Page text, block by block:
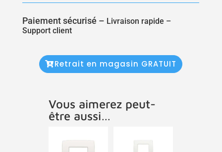
Paiement sécurisé – Livraison rapide –
Support client
Retrait en magasin GRATUIT
Vous aimerez peut-
être aussi…